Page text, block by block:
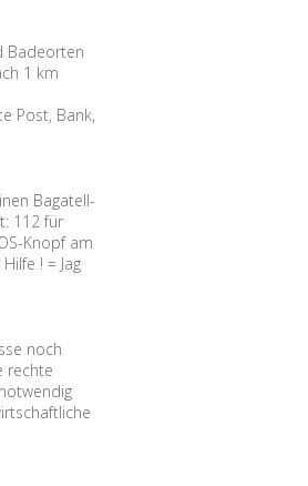
Badeorten
1 km
Post, Bank,
Bagatell-
112 für
Knopf am
! = Jag
noch
rechte